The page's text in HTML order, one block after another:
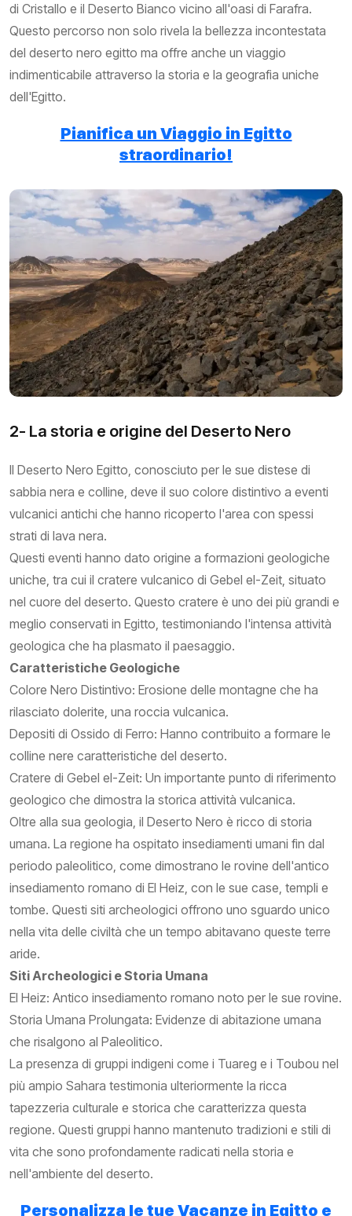
di Cristallo e il Deserto Bianco vicino all'oasi di Farafra.
Questo percorso non solo rivela la bellezza incontestata
del deserto nero egitto ma offre anche un viaggio
indimenticabile attraverso la storia e la geografia uniche
dell'Egitto.
Pianifica un Viaggio in Egitto
straordinario!
2- La storia e origine del Deserto Nero
Il Deserto Nero Egitto, conosciuto per le sue distese di
sabbia nera e colline, deve il suo colore distintivo a eventi
vulcanici antichi che hanno ricoperto l'area con spessi
strati di lava nera.
Questi eventi hanno dato origine a formazioni geologiche
uniche, tra cui il cratere vulcanico di Gebel el-Zeit, situato
nel cuore del deserto. Questo cratere è uno dei più grandi e
meglio conservati in Egitto, testimoniando l'intensa attività
geologica che ha plasmato il paesaggio.
Caratteristiche Geologiche
Colore Nero Distintivo: Erosione delle montagne che ha
rilasciato dolerite, una roccia vulcanica.
Depositi di Ossido di Ferro: Hanno contribuito a formare le
colline nere caratteristiche del deserto.
Cratere di Gebel el-Zeit: Un importante punto di riferimento
geologico che dimostra la storica attività vulcanica.
Oltre alla sua geologia, il Deserto Nero è ricco di storia
umana. La regione ha ospitato insediamenti umani fin dal
periodo paleolitico, come dimostrano le rovine dell'antico
insediamento romano di El Heiz, con le sue case, templi e
tombe. Questi siti archeologici offrono uno sguardo unico
nella vita delle civiltà che un tempo abitavano queste terre
aride.
Siti Archeologici e Storia Umana
El Heiz: Antico insediamento romano noto per le sue rovine.
Storia Umana Prolungata: Evidenze di abitazione umana
che risalgono al Paleolitico.
La presenza di gruppi indigeni come i Tuareg e i Toubou nel
più ampio Sahara testimonia ulteriormente la ricca
tapezzeria culturale e storica che caratterizza questa
regione. Questi gruppi hanno mantenuto tradizioni e stili di
vita che sono profondamente radicati nella storia e
nell'ambiente del deserto.
Personalizza le tue Vacanze in Egitto e